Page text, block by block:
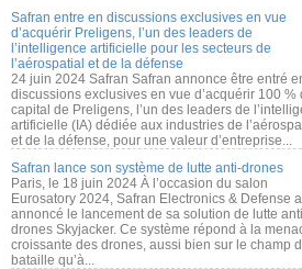
Safran entre en discussions exclusives en vue
d’acquérir Preligens, l’un des leaders de
l’intelligence artificielle pour les secteurs de
l’aérospatial et de la défense
24 juin 2024 Safran Safran annonce être entré
discussions exclusives en vue d’acquérir 100 %
capital de Preligens, l’un des leaders de
artificielle (IA) dédiée aux industries de
et de la défense, pour une valeur d’entreprise...
Safran lance son système de lutte anti-drones
Paris, le 18 juin 2024 À l’occasion du salon
Eurosatory 2024, Safran Electronics & Defense a
annoncé le lancement de sa solution de lutte
drones Skyjacker. Ce système répond à la
croissante des drones, aussi bien sur le champ
bataille qu’à...